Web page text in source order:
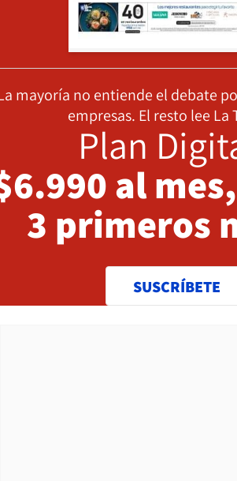
mayoría no entiende el debate
empresas. El resto lee La
Plan
al
3 primeros
SUSCRÍBETE